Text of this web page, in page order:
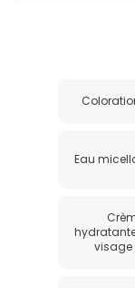
Eau
visage